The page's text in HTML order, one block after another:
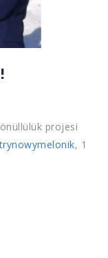
projesi
, 1